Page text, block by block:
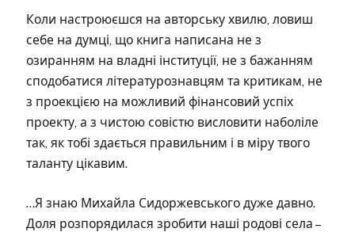
Коли настроюєшся на авторську хвилю, ловиш
себе на думці, що книга написана не з
озиранням на владні інституції, не з бажанням
сподобатися літературознавцям та критикам, не
з проекцією на можливий фінансовий успіх
проекту, а з чистою совістю висловити наболіле
так, як тобі здається правильним і в міру твого
таланту цікавим.
…Я знаю Михайла Сидоржевського дуже давно.
Доля розпорядилася зробити наші родові села –